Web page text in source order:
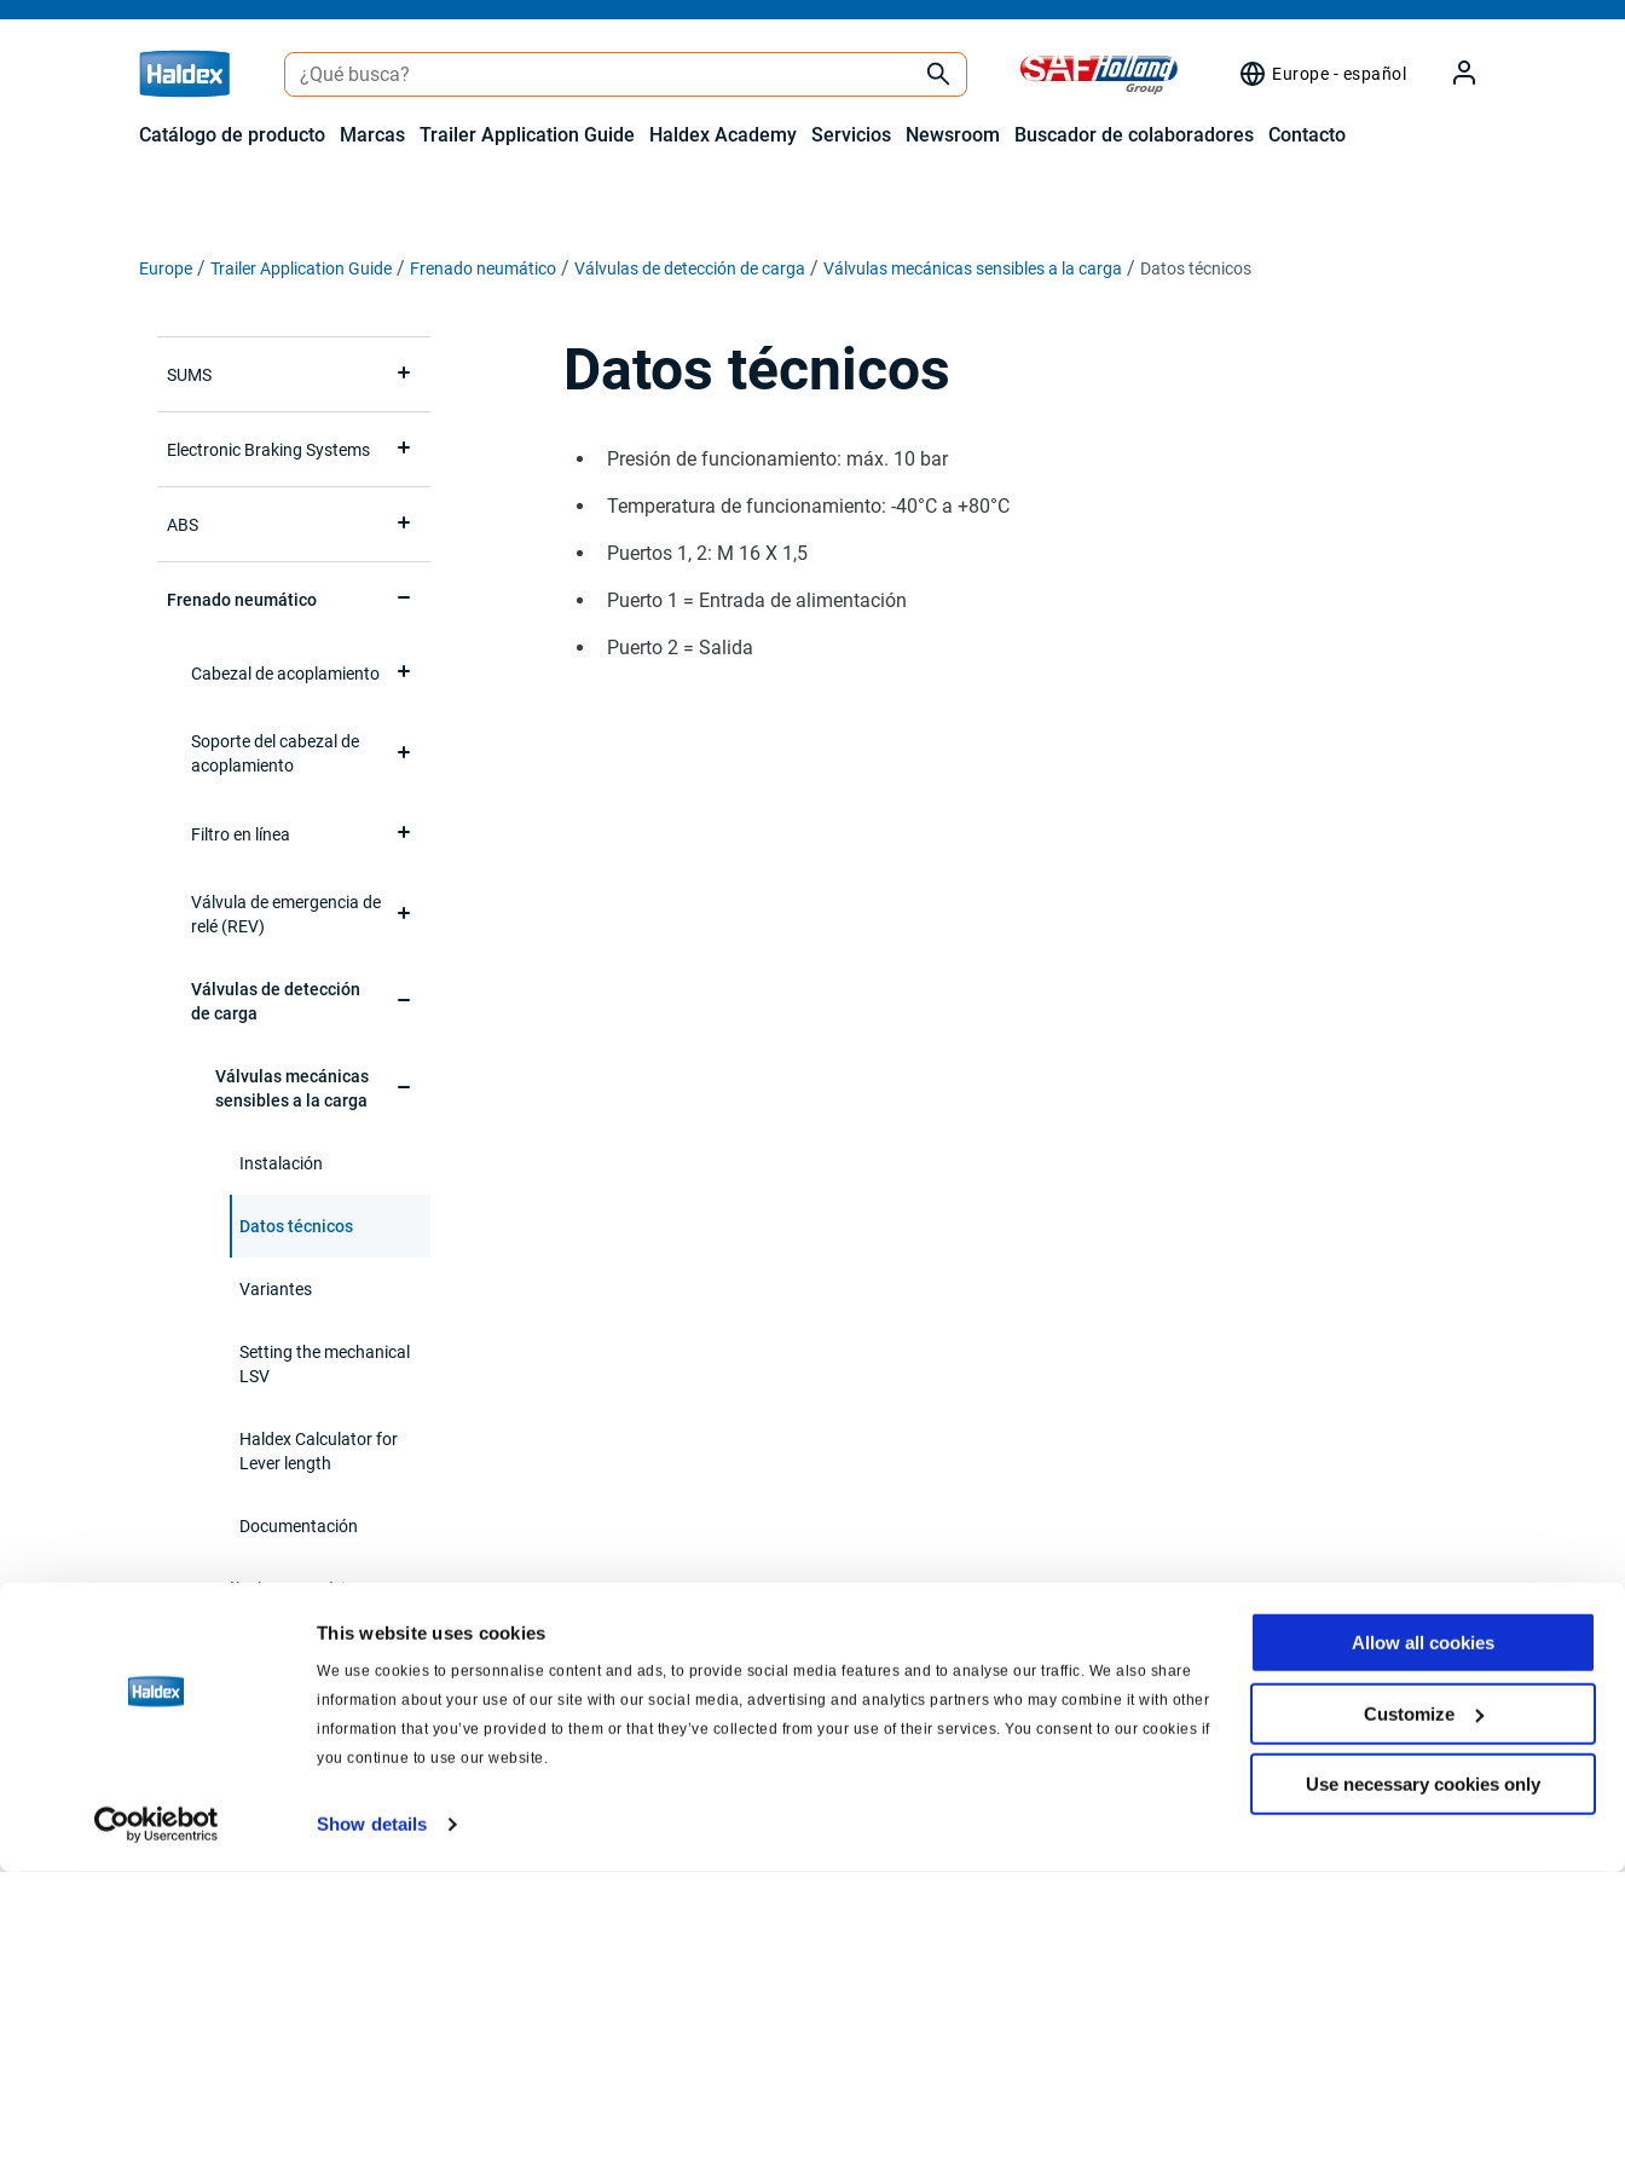
This website uses cookies
We use cookies to personnalise content and ads, to provide social media features and to analyse our traffic. We also share
information about your use of our site with our social media, advertising and analytics partners who may combine it with other
information that you’ve provided to them or that they’ve collected from your use of their services. You consent to our cookies if
you continue to use our website.
Show details
Allow all cookies
Customize
Use necessary cookies only
Europe - español
Catálogo de producto Marcas Trailer Application Guide Haldex Academy Servicios Newsroom Buscador de colaboradores Contacto
Europe Trailer Application Guide Frenado neumático Válvulas de detección de carga Válvulas mecánicas sensibles a la carga Datos técnicos
SUMS
Electronic Braking Systems
ABS
Frenado neumático
Cabezal de acoplamiento
Soporte del cabezal de
acoplamiento
Filtro en línea
Válvula de emergencia de
relé (REV)
Válvulas de detección
de carga
Válvulas mecánicas
sensibles a la carga
Instalación
Datos técnicos
Variantes
Setting the mechanical
LSV
Haldex Calculator for
Lever length
Documentación
Válvulas neumáticas
estacionamiento y
Module
Datos técnicos
Presión de funcionamiento: máx. 10 bar
Temperatura de funcionamiento: -40°C a +80°C
Puertos 1, 2: M 16 X 1,5
Puerto 1 = Entrada de alimentación
Puerto 2 = Salida